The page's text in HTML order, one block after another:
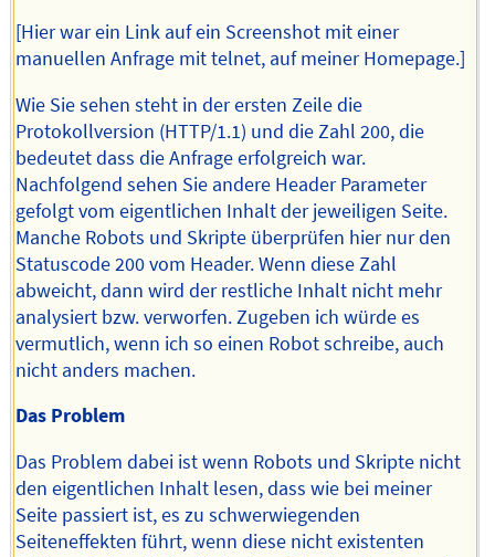
[Hier war ein Link auf ein Screenshot mit einer
manuellen Anfrage mit telnet, auf meiner Homepage.]
Wie Sie sehen steht in der ersten Zeile die
Protokollversion (HTTP/1.1) und die Zahl 200, die
bedeutet dass die Anfrage erfolgreich war.
Nachfolgend sehen Sie andere Header Parameter
gefolgt vom eigentlichen Inhalt der jeweiligen Seite.
Manche Robots und Skripte überprüfen hier nur den
Statuscode 200 vom Header. Wenn diese Zahl
abweicht, dann wird der restliche Inhalt nicht mehr
analysiert bzw. verworfen. Zugeben ich würde es
vermutlich, wenn ich so einen Robot schreibe, auch
nicht anders machen.
Das Problem
Das Problem dabei ist wenn Robots und Skripte nicht
den eigentlichen Inhalt lesen, dass wie bei meiner
Seite passiert ist, es zu schwerwiegenden
Seiteneffekten führt, wenn diese nicht existenten